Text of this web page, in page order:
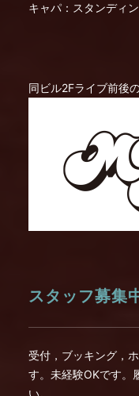
キャパ：スタンディ
同ビル2Fライブ前後
スタッフ募集
受付，ブッキング，
す。未経験OKです。
い。